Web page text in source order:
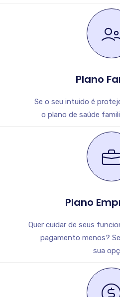
Plano
Se o seu intuido é
o plano de saúde
Plano
Quer cuidar de seus
pagamento menos?
sua